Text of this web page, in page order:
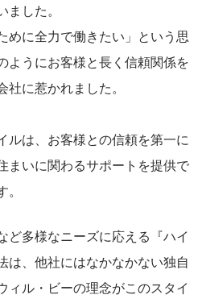
した。
めに全力で働きたい」という思
ようにお客様と長く信頼関係を
に惹かれました。
ルは、お客様との信頼を第一に
まいに関わるサポートを提供で
ど多様なニーズに応える『ハイ
は、他社にはなかなかない独自
ィル・ビーの理念がこのスタイ